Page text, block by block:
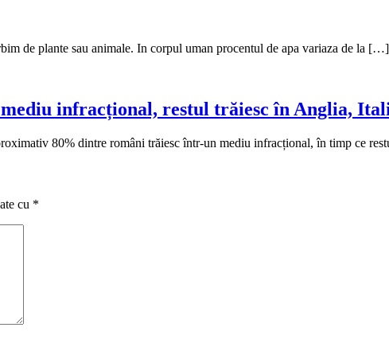
de plante sau animale. In corpul uman procentul de apa variaza de la […]
infracțional, restul trăiesc în Anglia,
80% dintre români trăiesc într-un mediu infracțional, în timp ce
cu *